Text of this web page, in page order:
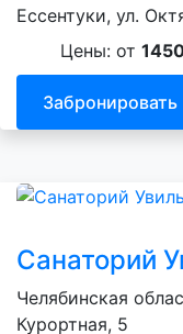
Ессентуки, ул.
Цены: от
Забронировать
Санаторий
Челябинская
Курортная, 5